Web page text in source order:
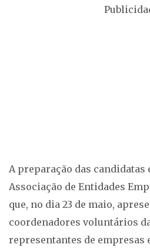
A preparação das candidatas
Associação de Entidades
que, no dia 23 de maio,
coordenadores voluntários
representantes de empresas